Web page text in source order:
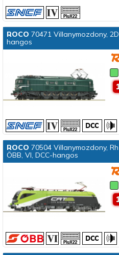
ROCO 70471 Villanymozdony,
hangos
ROCO 70504 Villanymozdony,
ÖBB, VI, DCC-hangos